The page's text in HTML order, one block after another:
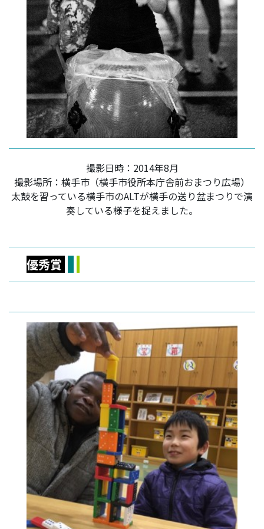
撮影日時：2014年8月
撮影場所：横手市（横手市役所本庁舎前おまつり広場）
太鼓を習っている横手市のALTが横手の送り盆まつりで演
奏している様子を捉えました。
優秀賞